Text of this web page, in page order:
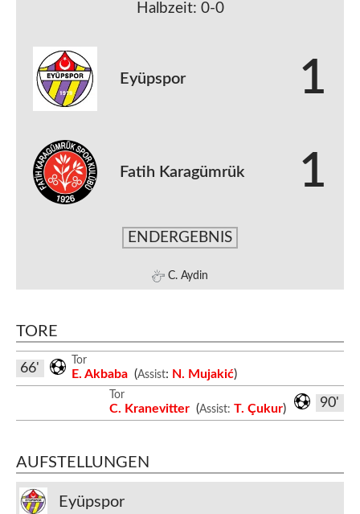
Halbzeit: 0-0
Eyüpspor 1
Fatih Karagümrük 1
ENDERGEBNIS
C. Aydin
TORE
Tor
E. Akbaba (Assist: N. Mujakić)
66'
90'
Tor
C. Kranevitter (Assist: T. Çukur)
AUFSTELLUNGEN
Eyüpspor